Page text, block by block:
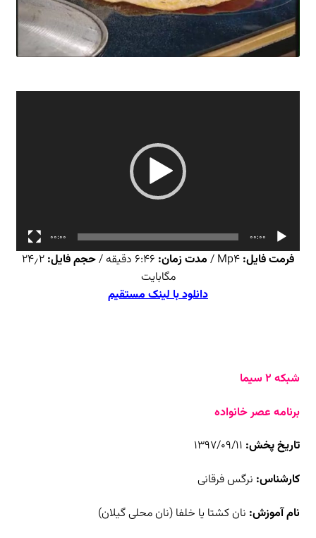
00:00
00:00
فرمت فایل: مدت زمان: حجم فایل: ۲۴٫۲
مگابایت
دانلود با لینک مستقیم
شبکه ۲ سیما
برنامه عصر خانواده
تاریخ پخش:
کارشناس: نرگس فرقانی
نام آموزش: نان کشتا یا خلفا (نان محلی گیلان)